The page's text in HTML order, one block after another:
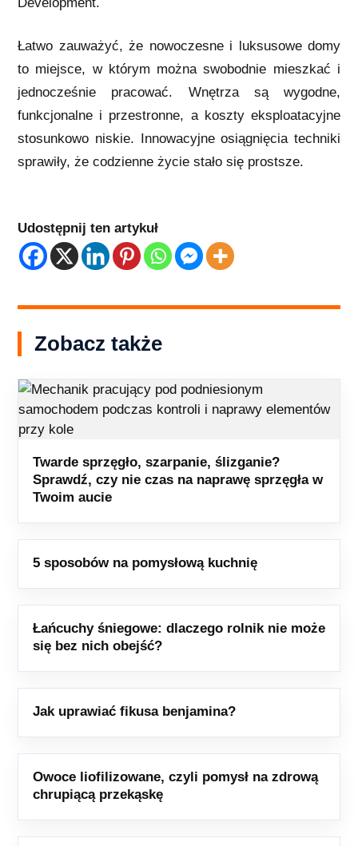
Łatwo zauważyć, że nowoczesne i luksusowe domy
to miejsce, w którym można swobodnie mieszkać i
jednocześnie pracować. Wnętrza są wygodne,
funkcjonalne i przestronne, a koszty eksploatacyjne
stosunkowo niskie. Innowacyjne osiągnięcia techniki
sprawiły, że codzienne życie stało się prostsze.
Udostępnij ten artykuł
Zobacz także
Twarde sprzęgło, szarpanie, ślizganie?
Sprawdź, czy nie czas na naprawę sprzęgła w
Twoim aucie
5 sposobów na pomysłową kuchnię
Łańcuchy śniegowe: dlaczego rolnik nie może
się bez nich obejść?
Jak uprawiać fikusa benjamina?
Owoce liofilizowane, czyli pomysł na zdrową
chrupiącą przekąskę